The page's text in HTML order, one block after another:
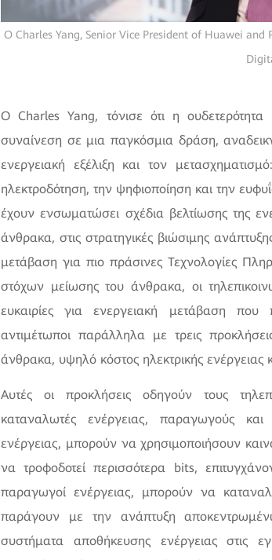
Ο Charles Yang, Senior Vice President of Huawei
Ο Charles Yang, τόνισε ότι η
συναίνεση σε μια παγκόσμια δράση,
ενεργειακή εξέλιξη και τον
ηλεκτροδότηση, την ψηφιοποίηση και την
έχουν ενσωματώσει σχέδια βελτίωσης της
άνθρακα, στις στρατηγικές βιώσιμης
μετάβαση για πιο πράσινες Τεχνολογίες
στόχων μείωσης του άνθρακα, οι
ευκαιρίες για ενεργειακή μετάβαση
αντιμέτωποι παράλληλα με τρεις
άνθρακα, υψηλό κόστος ηλεκτρικής ενέργειας
Aυτές οι προκλήσεις οδηγούν τους
καταναλωτές ενέργειας, παραγωγούς
ενέργειας, μπορούν να χρησιμοποιήσουν
να τροφοδοτεί περισσότερα bits,
παραγωγοί ενέργειας, μπορούν να
παράγουν με την ανάπτυξη
συστήματα αποθήκευσης ενέργειας στις